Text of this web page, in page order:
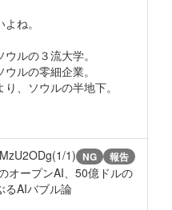
ね。
ルの３流大学。
ルの零細企業。
、ソウルの半地下。
1) NG 報告
オープンAI、50億ドルの
AIバブル論